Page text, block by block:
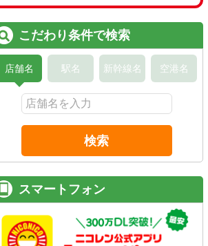
こだわり条件で検索
店舗名 駅名 新幹線名 空港名
検索
スマートフォン